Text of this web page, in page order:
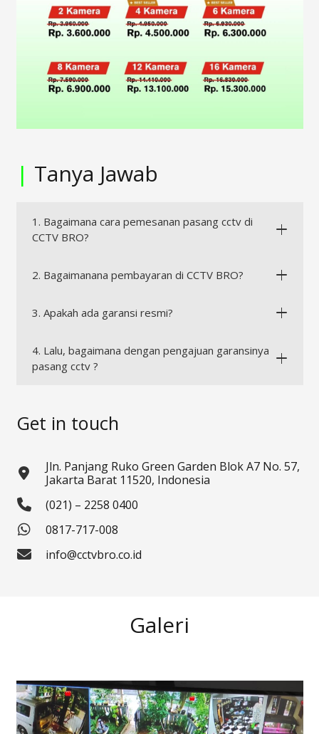
| Tanya Jawab
1. Bagaimana cara pemesanan pasang cctv di
CCTV BRO?
2. Bagaimanana pembayaran di CCTV BRO?
3. Apakah ada garansi resmi?
4. Lalu, bagaimana dengan pengajuan garansinya
pasang cctv ?
Get in touch
Jln. Panjang Ruko Green Garden Blok A7 No. 57,
Jakarta Barat 11520, Indonesia
(021) – 2258 0400
0817-717-008
info@cctvbro.co.id
Galeri